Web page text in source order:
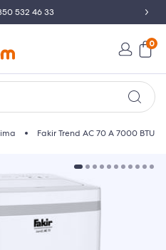
532 46 33
0
Fakir Trend AC 70 A 7000 BTU